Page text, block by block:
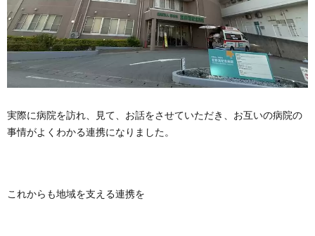
実際に病院を訪れ、見て、お話をさせていただき、お互いの病院の
事情がよくわかる連携になりました。
これからも地域を支える連携を